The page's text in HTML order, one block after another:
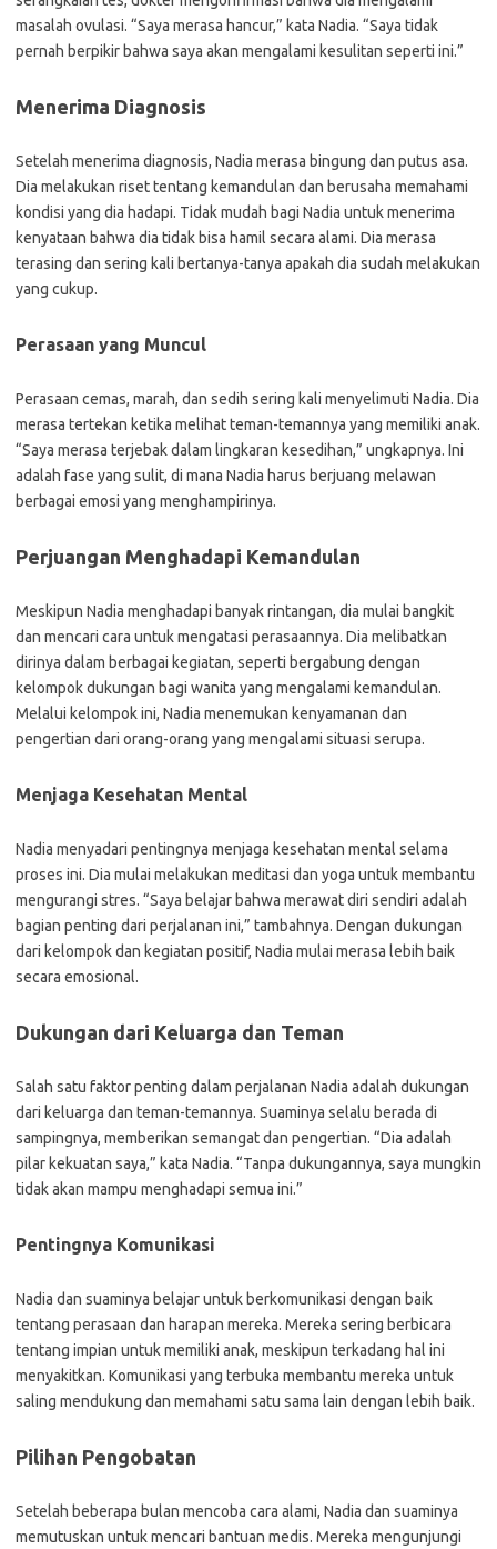
masalah ovulasi. “Saya merasa hancur,” kata Nadia. “Saya tidak
pernah berpikir bahwa saya akan mengalami kesulitan seperti ini.”
Menerima Diagnosis
Setelah menerima diagnosis, Nadia merasa bingung dan putus asa.
Dia melakukan riset tentang kemandulan dan berusaha memahami
kondisi yang dia hadapi. Tidak mudah bagi Nadia untuk menerima
kenyataan bahwa dia tidak bisa hamil secara alami. Dia merasa
terasing dan sering kali bertanya-tanya apakah dia sudah melakukan
yang cukup.
Perasaan yang Muncul
Perasaan cemas, marah, dan sedih sering kali menyelimuti Nadia. Dia
merasa tertekan ketika melihat teman-temannya yang memiliki anak.
“Saya merasa terjebak dalam lingkaran kesedihan,” ungkapnya. Ini
adalah fase yang sulit, di mana Nadia harus berjuang melawan
berbagai emosi yang menghampirinya.
Perjuangan Menghadapi Kemandulan
Meskipun Nadia menghadapi banyak rintangan, dia mulai bangkit
dan mencari cara untuk mengatasi perasaannya. Dia melibatkan
dirinya dalam berbagai kegiatan, seperti bergabung dengan
kelompok dukungan bagi wanita yang mengalami kemandulan.
Melalui kelompok ini, Nadia menemukan kenyamanan dan
pengertian dari orang-orang yang mengalami situasi serupa.
Menjaga Kesehatan Mental
Nadia menyadari pentingnya menjaga kesehatan mental selama
proses ini. Dia mulai melakukan meditasi dan yoga untuk membantu
mengurangi stres. “Saya belajar bahwa merawat diri sendiri adalah
bagian penting dari perjalanan ini,” tambahnya. Dengan dukungan
dari kelompok dan kegiatan positif, Nadia mulai merasa lebih baik
secara emosional.
Dukungan dari Keluarga dan Teman
Salah satu faktor penting dalam perjalanan Nadia adalah dukungan
dari keluarga dan teman-temannya. Suaminya selalu berada di
sampingnya, memberikan semangat dan pengertian. “Dia adalah
pilar kekuatan saya,” kata Nadia. “Tanpa dukungannya, saya mungkin
tidak akan mampu menghadapi semua ini.”
Pentingnya Komunikasi
Nadia dan suaminya belajar untuk berkomunikasi dengan baik
tentang perasaan dan harapan mereka. Mereka sering berbicara
tentang impian untuk memiliki anak, meskipun terkadang hal ini
menyakitkan. Komunikasi yang terbuka membantu mereka untuk
saling mendukung dan memahami satu sama lain dengan lebih baik.
Pilihan Pengobatan
Setelah beberapa bulan mencoba cara alami, Nadia dan suaminya
memutuskan untuk mencari bantuan medis. Mereka mengunjungi